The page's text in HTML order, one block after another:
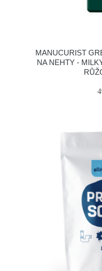
MANUCURIST
NA NEHTY -